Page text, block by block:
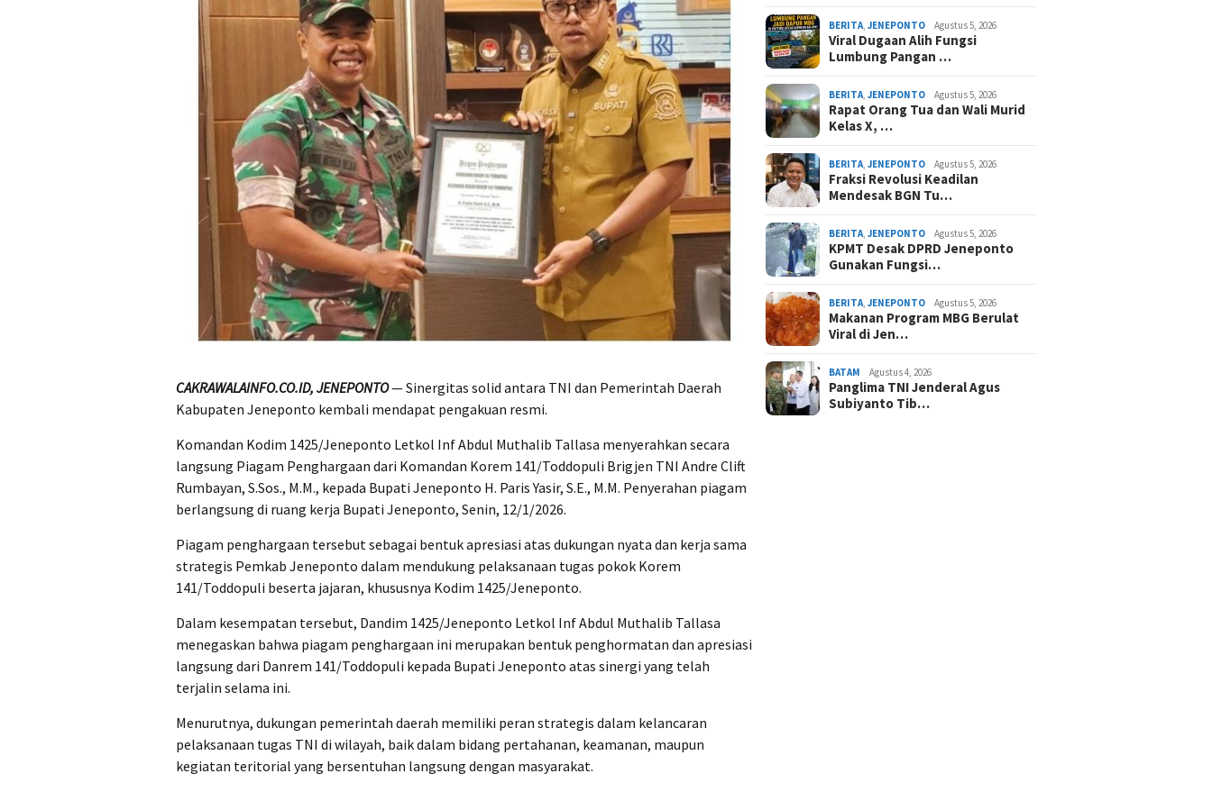
CAKRAWALAINFO.CO.ID, JENEPONTO— Sinergitas solid antara TNI dan Pemerintah Daerah
Kabupaten Jeneponto kembali mendapat pengakuan resmi.
Komandan Kodim 1425/Jeneponto Letkol Inf Abdul Muthalib Tallasa menyerahkan secara
langsung Piagam Penghargaan dari Komandan Korem 141/Toddopuli Brigjen TNI Andre Clift
Rumbayan, S.Sos., M.M., kepada Bupati Jeneponto H. Paris Yasir, S.E., M.M. Penyerahan piagam
berlangsung di ruang kerja Bupati Jeneponto, Senin, 12/1/2026.
Piagam penghargaan tersebut sebagai bentuk apresiasi atas dukungan nyata dan kerja sama
strategis Pemkab Jeneponto dalam mendukung pelaksanaan tugas pokok Korem
141/Toddopuli beserta jajaran, khususnya Kodim 1425/Jeneponto.
Dalam kesempatan tersebut, Dandim 1425/Jeneponto Letkol Inf Abdul Muthalib Tallasa
menegaskan bahwa piagam penghargaan ini merupakan bentuk penghormatan dan apresiasi
langsung dari Danrem 141/Toddopuli kepada Bupati Jeneponto atas sinergi yang telah
terjalin selama ini.
Menurutnya, dukungan pemerintah daerah memiliki peran strategis dalam kelancaran
pelaksanaan tugas TNI di wilayah, baik dalam bidang pertahanan, keamanan, maupun
kegiatan teritorial yang bersentuhan langsung dengan masyarakat.
BERITA ,JENEPONTO Agustus 5, 2026
Viral Dugaan Alih Fungsi
Lumbung Pangan …
BERITA ,JENEPONTO Agustus 5, 2026
Rapat Orang Tua dan Wali Murid
Kelas X, …
BERITA ,JENEPONTO Agustus 5, 2026
Fraksi Revolusi Keadilan
Mendesak BGN Tu…
BERITA ,JENEPONTO Agustus 5, 2026
KPMT Desak DPRD Jeneponto
Gunakan Fungsi…
BERITA ,JENEPONTO Agustus 5, 2026
Makanan Program MBG Berulat
Viral di Jen…
BATAM Agustus 4, 2026
Panglima TNI Jenderal Agus
Subiyanto Tib…